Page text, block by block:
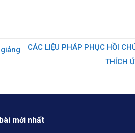
CÁC LIỆU PHÁP PHỤC HỒI
THÍCH
mới nhất